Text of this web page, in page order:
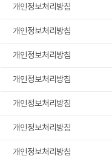
개인정보처리방침
개인정보처리방침
개인정보처리방침
개인정보처리방침
개인정보처리방침
개인정보처리방침
개인정보처리방침